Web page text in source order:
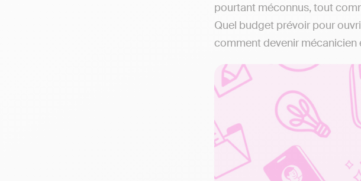
pourtant méconnus, tout
Quel budget prévoir pour
comment devenir mécanicien